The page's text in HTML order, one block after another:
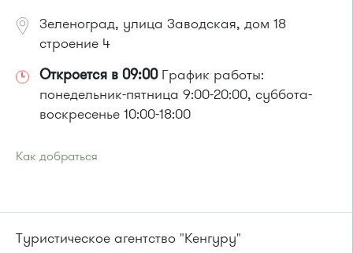
Зеленоград, улица Заводская, дом 18
строение 4
Откроется в 09:00График работы:
понедельник-пятница 9:00-20:00, суббота-
воскресенье 10:00-18:00
Как добраться
Маршрутка № 460м
или до остановки "Корпус 814" :
Туристическое агентство "Кенгуру"